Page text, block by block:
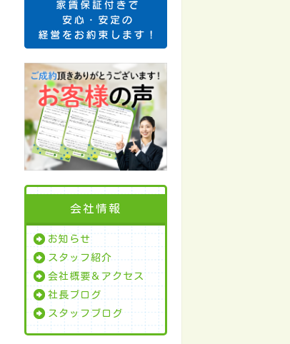
会社情報
お知らせ
スタッフ紹介
会社概要＆アクセス
社長ブログ
スタッフブログ